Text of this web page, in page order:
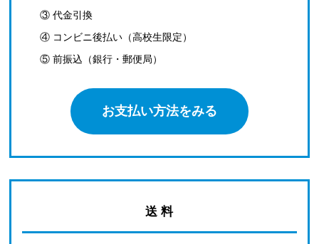
③ 代金引換
④ コンビニ後払い（高校生限定）
⑤ 前振込（銀行・郵便局）
お支払い方法をみる
送 料